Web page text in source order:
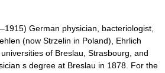
German physician, bacteriologist,
(now Strzelin in Poland), Ehrlich
of Breslau, Strasbourg, and
s degree at Breslau in 1878. For the